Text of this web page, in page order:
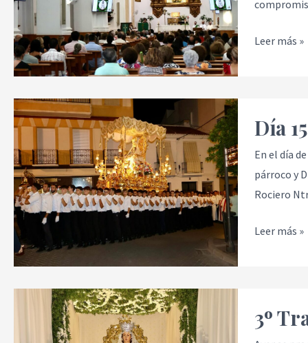
Leer más »
Día
En el día
párroco y
Rociero
15,
Asunción
de
la
María
Leer más »
3º
Traslado